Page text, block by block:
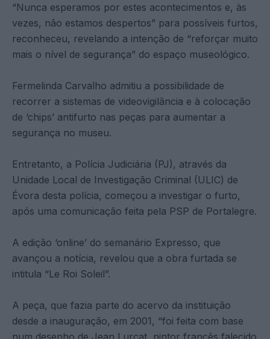
“Nunca esperamos por estes acontecimentos e, às
vezes, não estamos despertos” para possíveis furtos,
reconheceu, revelando a intenção de “reforçar muito
mais o nível de segurança” do espaço museológico.
Fermelinda Carvalho admitiu a possibilidade de
recorrer a sistemas de videovigilância e à colocação
de ‘chips’ antifurto nas peças para aumentar a
segurança no museu.
Entretanto, a Polícia Judiciária (PJ), através da
Unidade Local de Investigação Criminal (ULIC) de
Évora desta polícia, começou a investigar o furto,
após uma comunicação feita pela PSP de Portalegre.
A edição ‘online’ do semanário Expresso, que
avançou a notícia, revelou que a obra furtada se
intitula “Le Roi Soleil”.
A peça, que fazia parte do acervo da instituição
desde a inauguração, em 2001, “foi feita com base
num desenho de Jean Lurçat, pintor francês falecido